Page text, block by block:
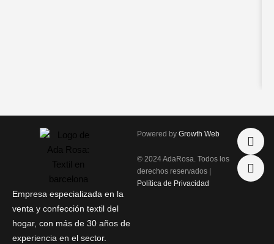
Empresa especializada en la
venta y confección textil del
hogar, con más de 30 años de
experiencia en el sector.
Powered by Growth Web
© 2024 AdaRosa. Todos los
derechos reservados |
Política de Privacidad
I
n
s
t
a
P
h
o
n
e